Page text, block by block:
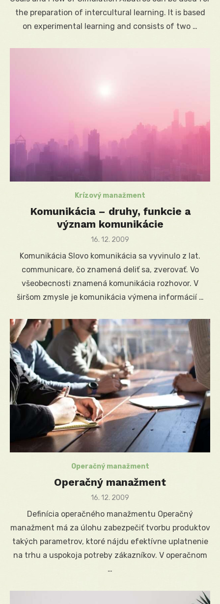
the preparation of intercultural learning. It is based
on experimental learning and consists of two …
Krízový manažment
Komunikácia – druhy, funkcie a
význam komunikácie
Posted
16. 12. 2009
Komunikácia Slovo komunikácia sa vyvinulo z lat.
communicare, čo znamená deliť sa, zverovať. Vo
všeobecnosti znamená komunikácia rozhovor. V
širšom zmysle je komunikácia výmena informácií …
Operačný manažment
Operačný manažment
Posted
16. 12. 2009
Definícia operačného manažmentu Operačný
manažment má za úlohu zabezpečiť tvorbu produktov
takých parametrov, ktoré nájdu efektívne uplatnenie
na trhu a uspokoja potreby zákazníkov. V operačnom
…